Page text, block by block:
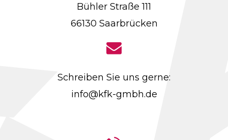
Bühler Straße 111
66130 Saarbrücken
Schreiben Sie uns gerne:
info@kfk-gmbh.de